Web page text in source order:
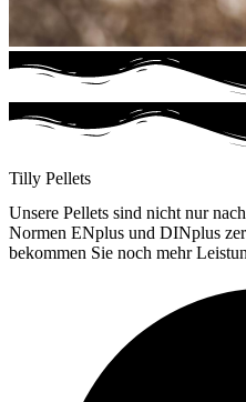
Tilly Pellets
Unsere Pellets sind nicht nur
Normen ENplus und DINplus
bekommen Sie noch mehr